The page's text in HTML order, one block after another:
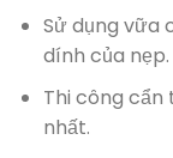
Sử dụng vữa
dính của nẹp.
Thi công
nhất.